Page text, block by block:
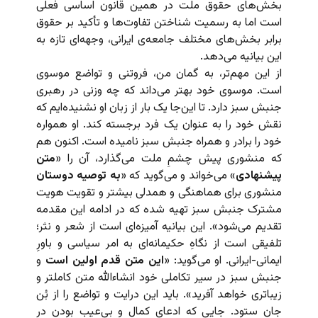
بخش‌های حقوق ملت در همین قانون اساسی فعلی
است اما به رسمیت شناختن تفاوت‌ها و تأکید بر حقوق
برابر بخش‌های مختلف جامعه‌ی ایرانی، وجهه‌ای تازه به
این بیانیه می‌دهد.
از این مهم‌تر، به گمان من، فروتنی و تواضع موسوی
است. موسوی خود بهتر می‌داند که چه وزنی در رهبری
جنبش سبز دارد. تا این‌جا یک بار از زبان او نشنیده‌ایم که
نقش خود را به عنوان یک فرد برجسته کند. او همواره
خود را برادر و همراه جنبش سبز نامیده است. اکنون هم
که منشوری پیش چشمِ ملت می‌گذارد، آن را «متن
پیشنهادی» می‌خواند و می‌گوید که «به توصیه دوستان
منشوری برای هماهنگی و همدلی بیشتر و تقویت هویت
مشترک جنبش سبز تهیه شده که در ادامه این مقدمه
تقدیم می‌شود». این بیانیه آمیزه‌ای است از شعر و نثر؛
تلفیقی است از نگاهِ حکیمانه‌ای به امر سیاسی و باورِ
ایمانی-ایرانی. او می‌گوید: «این متن قدم اولین است و
جنبش سبز در سیر تکاملی خود انشاءالله متن کاملتر و
زیباتری خواهد آفرید». باید این درایت و تواضع را از بُن
جان ستود. جایی که ادعای کمال و بی‌عیب بودن در